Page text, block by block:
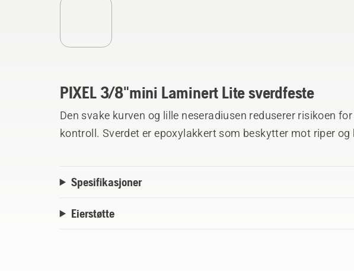
PIXEL 3/8"mini Laminert Lite sverdfeste
Den svake kurven og lille neseradiusen reduserer risikoen
kontroll. Sverdet er epoxylakkert som beskytter mot riper og
Spesifikasjoner
Eierstøtte